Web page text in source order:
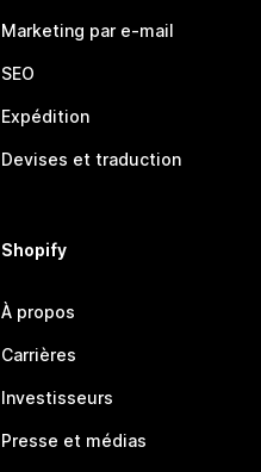
Marketing par e-mail
SEO
Expédition
Devises et traduction
Shopify
À propos
Carrières
Investisseurs
Presse et médias